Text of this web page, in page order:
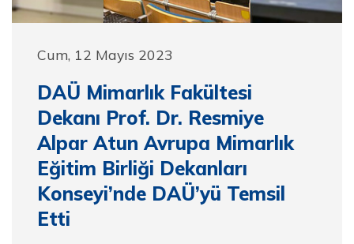
Cum, 12 Mayıs 2023
DAÜ Mimarlık Fakültesi
Dekanı Prof. Dr. Resmiye
Alpar Atun Avrupa Mimarlık
Eğitim Birliği Dekanları
Konseyi’nde DAÜ’yü Temsil
Etti